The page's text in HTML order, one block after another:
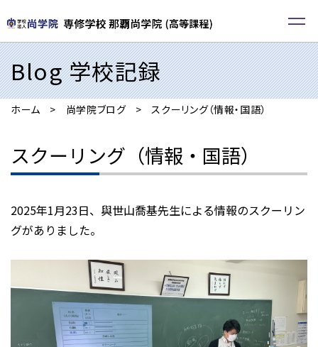
Blog 学校記録
ホーム 尚学院ブログ スクーリング（情報・国語）
スクーリング（情報・国語）
2025年1月23日、與世山喬基先生による情報のスクーリン
グがありました。